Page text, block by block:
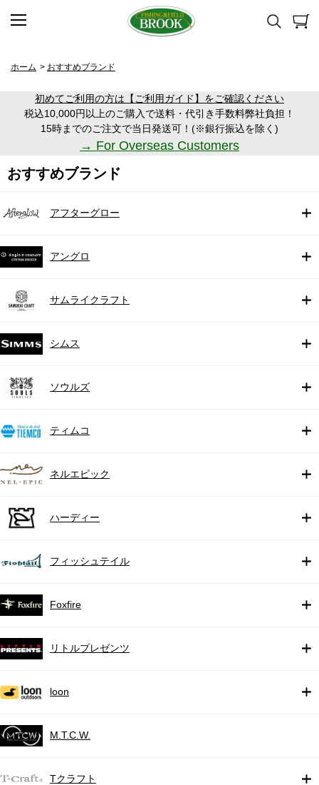
ホーム > おすすめブランド
初めてご利用の方は【ご利用ガイド】をご確認ください
税込10,000円以上のご購入で送料・代引き手数料弊社負担！
15時までのご注文で当日発送可！(※銀行振込を除く)
→ For Overseas Customers
おすすめブランド
アフターグロー
アングロ
サムライクラフト
シムス
ソウルズ
ティムコ
ネルエピック
ハーディー
フィッシュテイル
Foxfire
リトルプレゼンツ
loon
M.T.C.W.
Tクラフト